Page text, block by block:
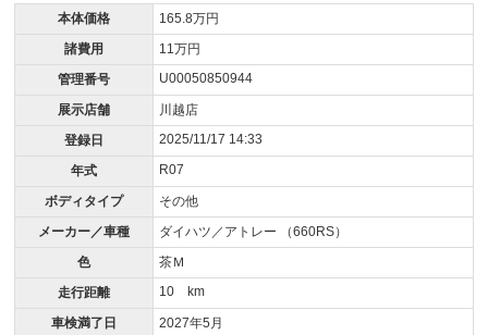
本体価格
165.8万円
諸費用
11万円
管理番号
U00050850944
展示店舗
川越店
登録日
2025/11/17 14:33
年式 R07
ボディタイプ
その他
メーカー／車種
ダイハツ／アトレー （660RS）
色
茶Ｍ
走行距離
10 km
車検満了日
2027年5月